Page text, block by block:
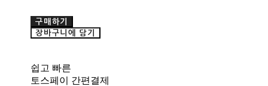
구매하기
장바구니에 담기
쉽고 빠른
토스페이 간편결제